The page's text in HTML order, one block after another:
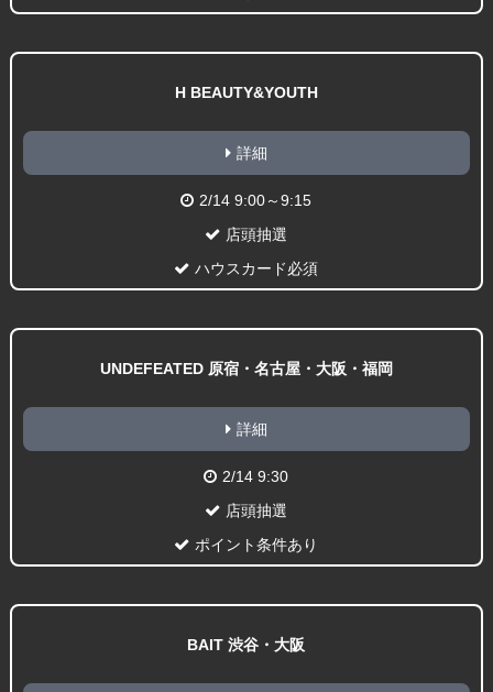
H BEAUTY&YOUTH
詳細
2/14 9:00～9:15
店頭抽選
ハウスカード必須
UNDEFEATED 原宿・名古屋・大阪・福岡
詳細
2/14 9:30
店頭抽選
ポイント条件あり
BAIT 渋谷・大阪